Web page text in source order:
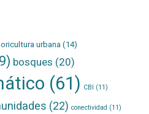
urbana(14)
bosques (20)
(61) CBI (11)
(22) conectividad (11)